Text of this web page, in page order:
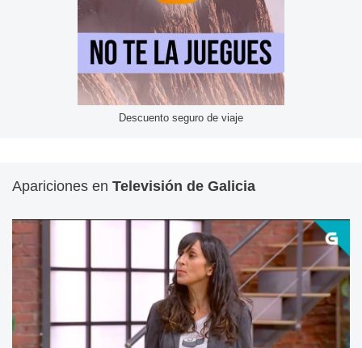
Descuento seguro de viaje
Apariciones en Televisión de Galicia